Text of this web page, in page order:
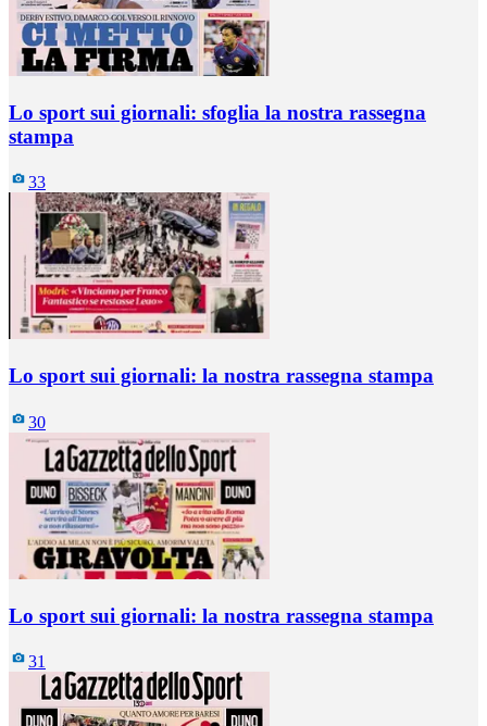
Lo sport sui giornali: sfoglia la nostra rassegna
stampa
33
Lo sport sui giornali: la nostra rassegna stampa
30
Lo sport sui giornali: la nostra rassegna stampa
31